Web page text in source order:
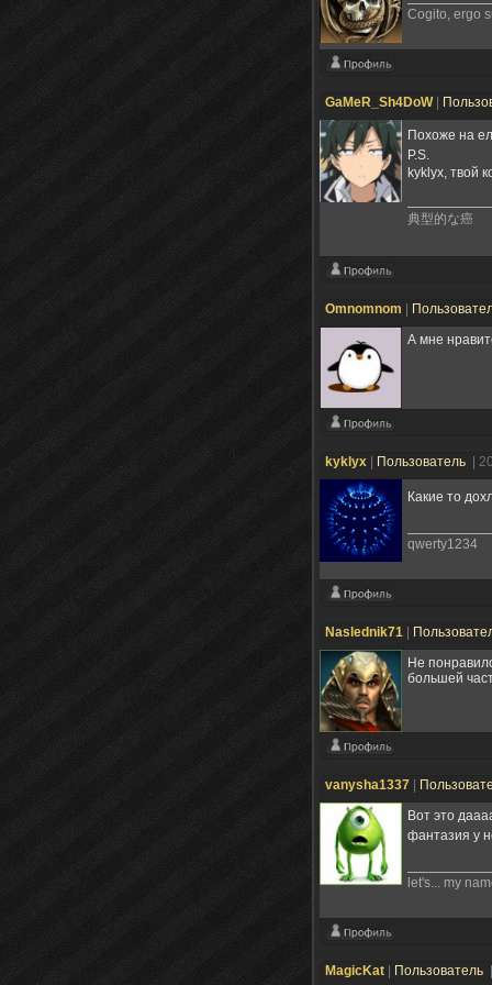
Cogito, ergo
GaMeR_Sh4DoW|
Похоже на
P.S.
kyklyx, твой
典型的な癌
Omnomnom
А мне
kyklyx Пользователь |
Какие то
qwerty1234
Naslednik71
Не
большей
vanysha1337
Вот это
фантазия у
let's... my
MagicKat Пользователь